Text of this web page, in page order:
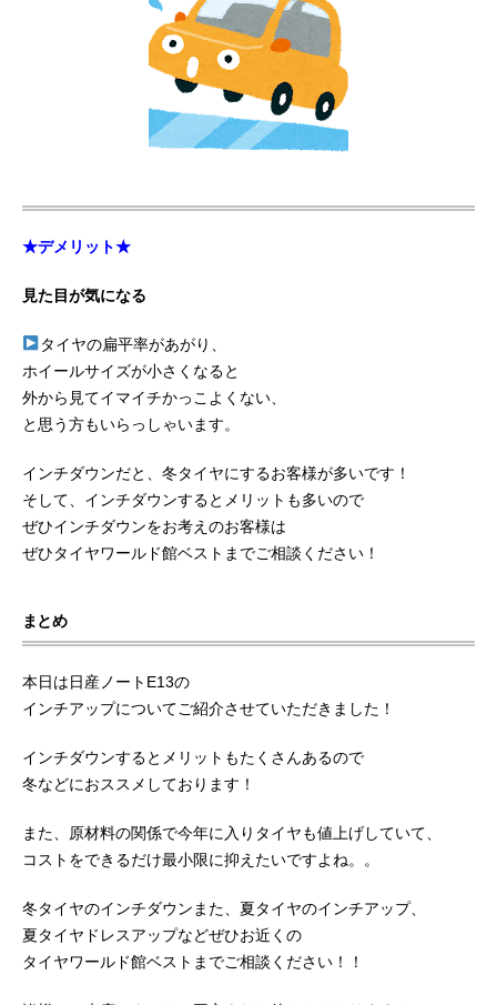
★デメリット★
見た目が気になる
タイヤの扁平率があがり、
ホイールサイズが小さくなると
外から見てイマイチかっこよくない、
と思う方もいらっしゃいます。
インチダウンだと、冬タイヤにするお客様が多いです！
そして、インチダウンするとメリットも多いので
ぜひインチダウンをお考えのお客様は
ぜひタイヤワールド館ベストまでご相談ください！
まとめ
本日は日産ノートE13の
インチアップについてご紹介させていただきました！
インチダウンするとメリットもたくさんあるので
冬などにおススメしております！
また、原材料の関係で今年に入りタイヤも値上げしていて、
コストをできるだけ最小限に抑えたいですよね。。
冬タイヤのインチダウンまた、夏タイヤのインチアップ、
夏タイヤドレスアップなどぜひお近くの
タイヤワールド館ベストまでご相談ください！！